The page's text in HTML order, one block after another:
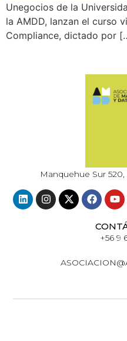
Unegocios de la
la AMDD, lanzan el curso
Compliance, dictado por
Manquehue Sur
+56 9